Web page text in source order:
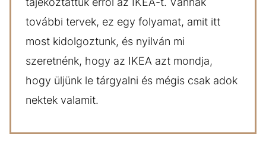
további tervek, ez egy folyamat, amit itt
most kidolgoztunk, és nyilván mi
szeretnénk, hogy az IKEA azt mondja,
hogy üljünk le tárgyalni és mégis csak adok
nektek valamit.